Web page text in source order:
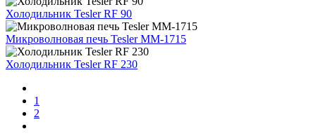
Холодильник Tesler RF 90
Микроволновая печь Tesler MM-1715
Холодильник Tesler RF 230
1
2